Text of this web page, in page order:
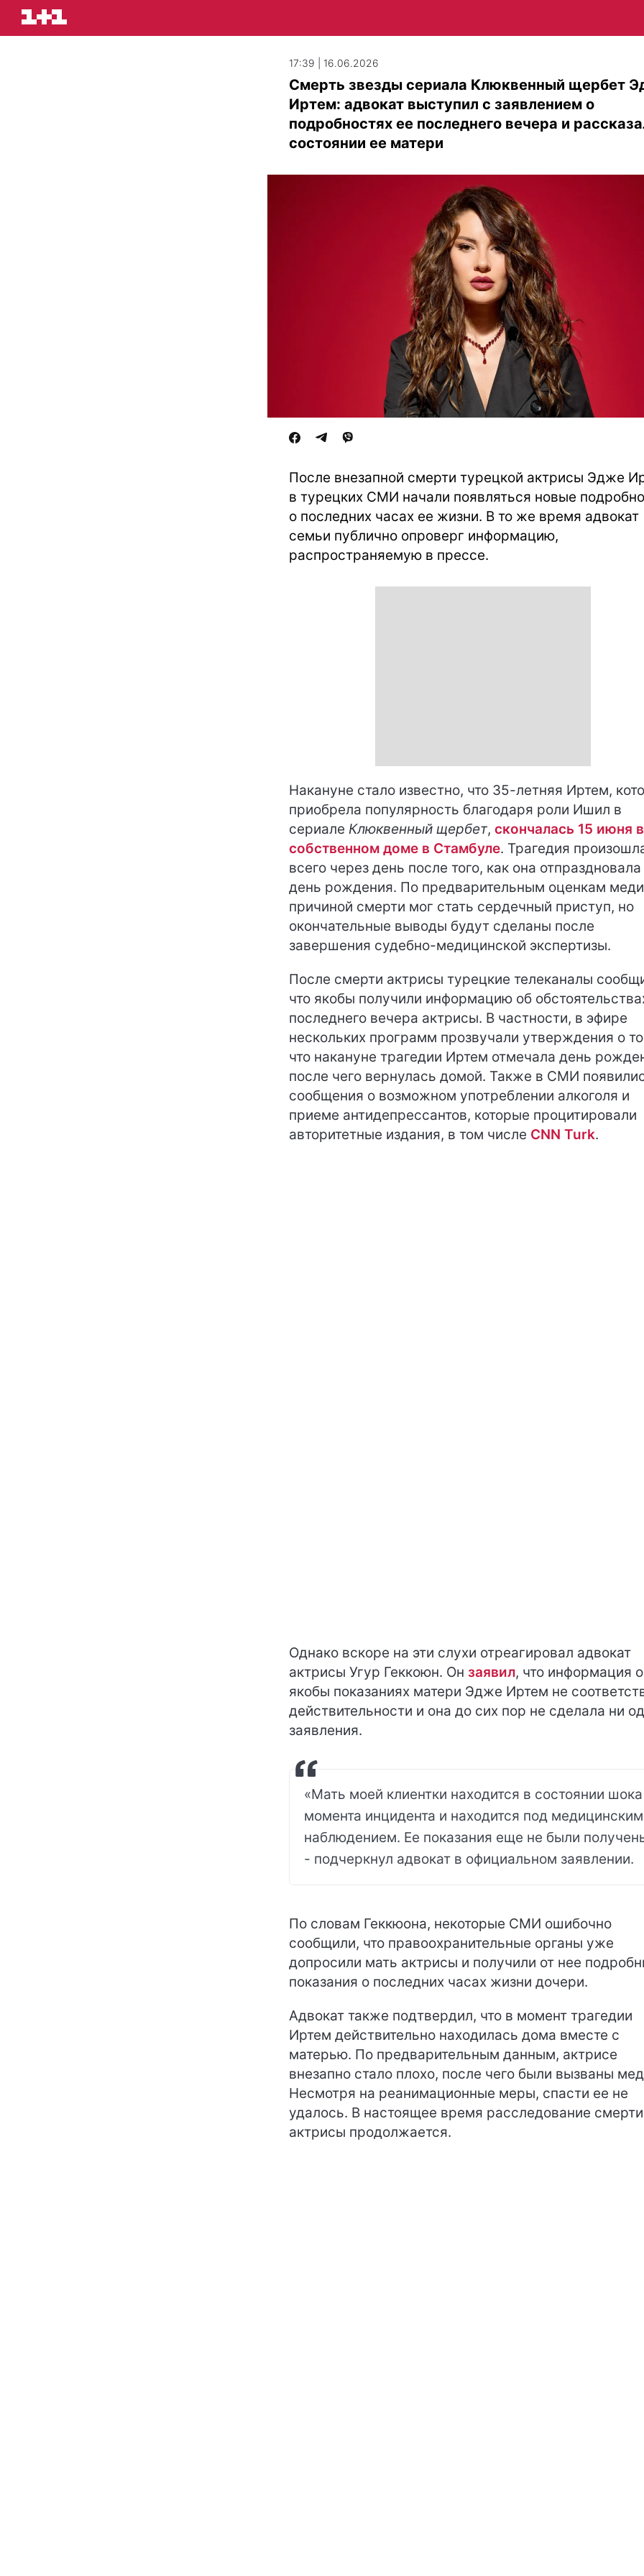
17:39 | 16.06.2026
Смерть звезды сериала Клюквенный щербет
Иртем: адвокат выступил с заявлением о
подробностях ее последнего вечера и
состоянии ее матери
После внезапной смерти турецкой актрисы Эдже
в турецких СМИ начали появляться новые
о последних часах ее жизни. В то же время адвокат
семьи публично опроверг информацию,
распространяемую в прессе.
Накануне стало известно, что 35-летняя Иртем,
приобрела популярность благодаря роли Ишил в
сериале Клюквенный щербет, скончалась 15 июня в
собственном доме в Стамбуле. Трагедия
всего через день после того, как она
день рождения. По предварительным оценкам
причиной смерти мог стать сердечный приступ, но
окончательные выводы будут сделаны после
завершения судебно-медицинской экспертизы.
После смерти актрисы турецкие телеканалы
что якобы получили информацию об
последнего вечера актрисы. В частности, в эфире
нескольких программ прозвучали утверждения о
что накануне трагедии Иртем отмечала день
после чего вернулась домой. Также в СМИ
сообщения о возможном употреблении алкоголя и
приеме антидепрессантов, которые процитировали
авторитетные издания, в том числе CNN Turk.
Однако вскоре на эти слухи отреагировал адвокат
актрисы Угур Геккоюн. Он заявил, что информация о
якобы показаниях матери Эдже Иртем не
действительности и она до сих пор не сделала ни
заявления.
«Мать моей клиентки находится в состоянии
момента инцидента и находится под медицинским
наблюдением. Ее показания еще не были
- подчеркнул адвокат в официальном заявлении.
По словам Геккюона, некоторые СМИ ошибочно
сообщили, что правоохранительные органы уже
допросили мать актрисы и получили от нее
показания о последних часах жизни дочери.
Адвокат также подтвердил, что в момент трагедии
Иртем действительно находилась дома вместе с
матерью. По предварительным данным, актрисе
внезапно стало плохо, после чего были вызваны
Несмотря на реанимационные меры, спасти ее не
удалось. В настоящее время расследование смерти
актрисы продолжается.